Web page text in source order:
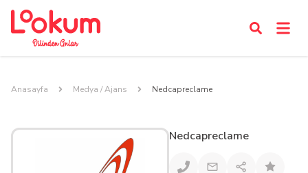
Anasayfa Medya / Ajans Nedcapreclame
Nedcapreclame